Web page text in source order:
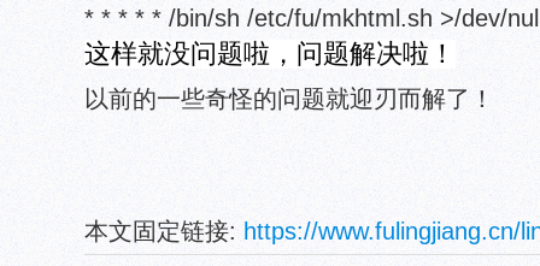
* * * * * /bin/sh /etc/fu/mkhtml.sh >/dev/
这样就没问题啦，问题解决啦！
以前的一些奇怪的问题就迎刃而解了！
本文固定链接: https://www.fulingjiang.cn/